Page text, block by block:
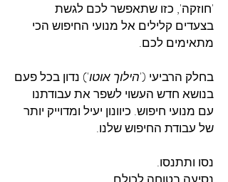
'חוזקה', כזו שתאפשר לכם לגשת
בצעדים קלילים אל מנועי החיפוש הכי
מתאימים לכם.
בחלק הרביעי ('הילוך אוטו') נדון בכל פעם
בנושא חדש העשוי לשפר את עבודתנו
עם מנועי חיפוש. כיוונון יעיל ומדוייק יותר
של עבודת החיפוש שלנו.
נסו ותתנסו.